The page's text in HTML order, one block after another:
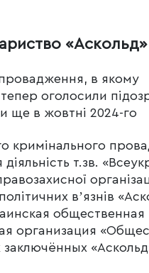
«Аскольд»
в якому
оголосили
ще в жовтні 2024-го
кримінального
т.зв.
вʼязнів
общественная
организация
заключённых